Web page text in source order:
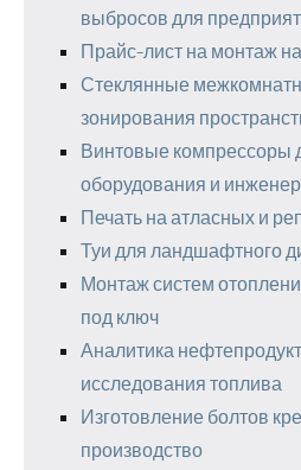
выбросов для
Прайс-лист на монтаж
Стеклянные
зонирования
Винтовые компрессоры
оборудования и
Печать на атласных и
Туи для ландшафтного
Монтаж систем
под ключ
Аналитика
исследования топлива
Изготовление болтов
производство